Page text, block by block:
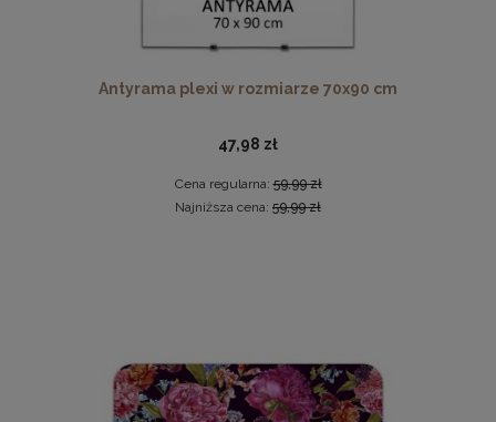
DO KOSZYKA
Antyrama plexi w rozmiarze 70x90 cm
47,98 zł
Cena regularna:59,99 zł
Najniższa cena: 59,99 zł